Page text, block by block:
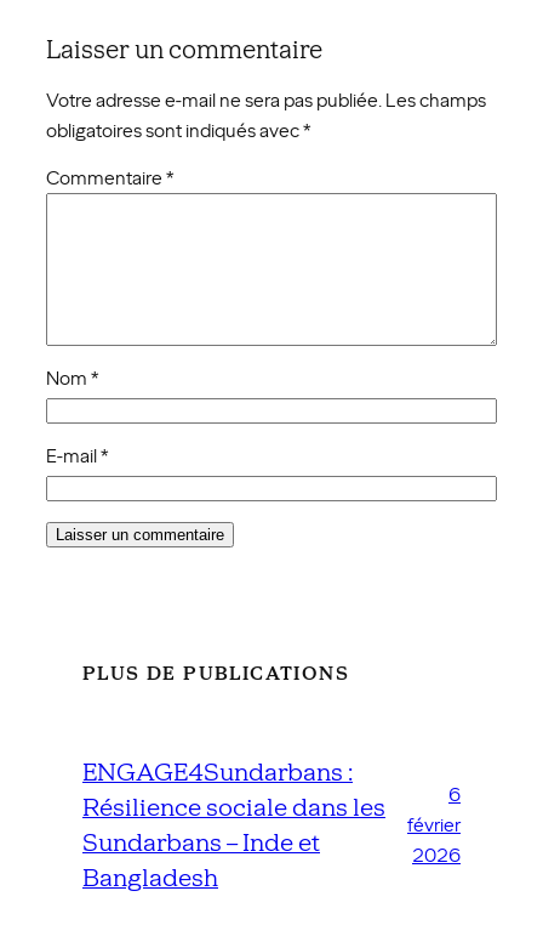
Laisser un commentaire
Votre adresse e-mail ne sera pas publiée. Les champs
obligatoires sont indiqués avec*
Commentaire *
Nom *
E-mail*
PLUS DE PUBLICATIONS
ENGAGE4Sundarbans :
Résilience sociale dans les
Sundarbans – Inde et
Bangladesh
6
février
2026